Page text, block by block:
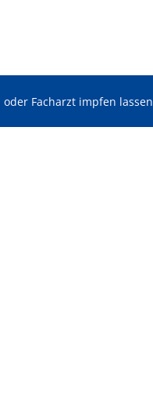
Facharzt impfen lassen